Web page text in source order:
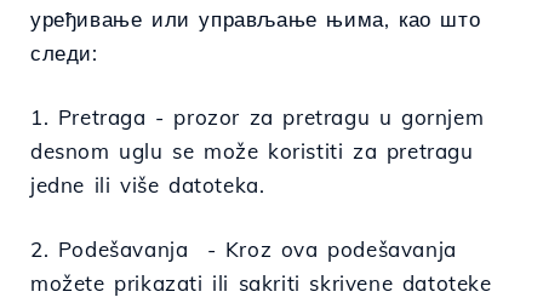
уређивање или управљање њима, као што
следи:
1. Pretraga - prozor za pretragu u gornjem
desnom uglu se može koristiti za pretragu
jedne ili više datoteka.
2. Podešavanja - Kroz ova podešavanja
možete prikazati ili sakriti skrivene datoteke